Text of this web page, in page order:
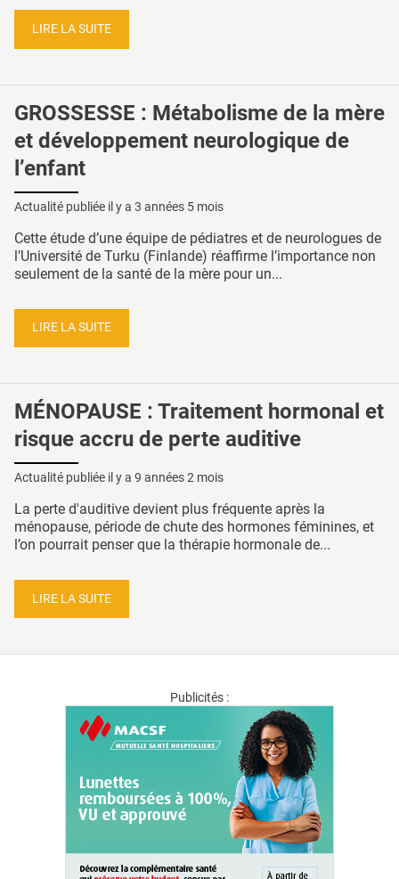
LIRE LA SUITE
GROSSESSE : Métabolisme de la mère
et développement neurologique de
l’enfant
Actualité publiée il y a 3 années 5 mois
Cette étude d’une équipe de pédiatres et de neurologues de
l’Université de Turku (Finlande) réaffirme l’importance non
seulement de la santé de la mère pour un...
LIRE LA SUITE
MÉNOPAUSE : Traitement hormonal et
risque accru de perte auditive
Actualité publiée il y a 9 années 2 mois
La perte d'auditive devient plus fréquente après la
ménopause, période de chute des hormones féminines, et
l’on pourrait penser que la thérapie hormonale de...
LIRE LA SUITE
Publicités :